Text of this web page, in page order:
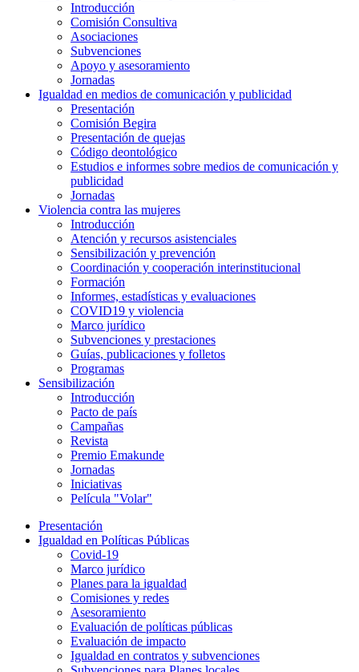
Introducción
Comisión Consultiva
Asociaciones
Subvenciones
Apoyo y asesoramiento
Jornadas
Igualdad en medios de comunicación y publicidad
Presentación
Comisión Begira
Presentación de quejas
Código deontológico
Estudios e informes sobre medios de comunicación y
publicidad
Jornadas
Violencia contra las mujeres
Introducción
Atención y recursos asistenciales
Sensibilización y prevención
Coordinación y cooperación interinstitucional
Formación
Informes, estadísticas y evaluaciones
COVID19 y violencia
Marco jurídico
Subvenciones y prestaciones
Guías, publicaciones y folletos
Programas
Sensibilización
Introducción
Pacto de país
Campañas
Revista
Premio Emakunde
Jornadas
Iniciativas
Película "Volar"
Presentación
Igualdad en Políticas Públicas
Covid-19
Marco jurídico
Planes para la igualdad
Comisiones y redes
Asesoramiento
Evaluación de políticas públicas
Evaluación de impacto
Igualdad en contratos y subvenciones